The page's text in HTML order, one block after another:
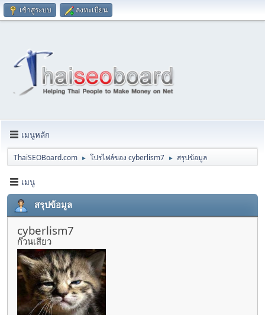
เข้าสู่ระบบ ลงทะเบียน
เมนูหลัก
ThaiSEOBoard.com ► โปรไฟล์ของ cyberlism7 ► สรุปข้อมูล
เมนู
สรุปข้อมูล
cyberlism7
ก๊วนเสียว